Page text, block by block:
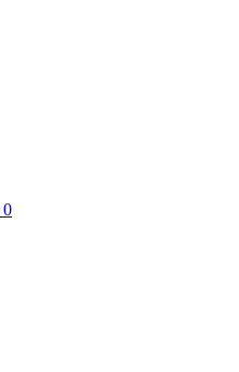
0